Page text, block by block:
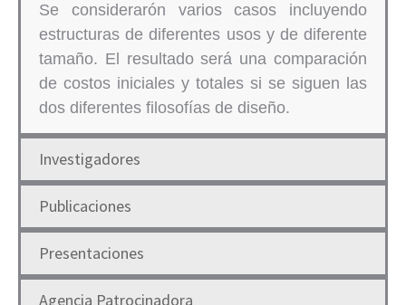
Se considerarón varios casos incluyendo
estructuras de diferentes usos y de diferente
tamaño. El resultado será una comparación
de costos iniciales y totales si se siguen las
dos diferentes filosofías de diseño.
Investigadores
Publicaciones
Presentaciones
Agencia Patrocinadora